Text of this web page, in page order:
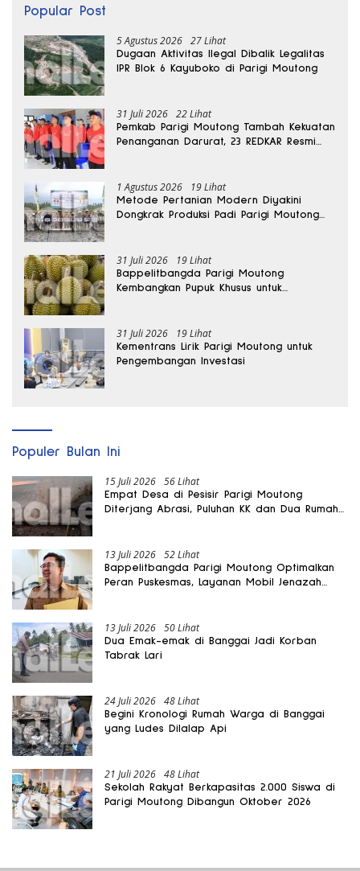
Popular Post
5 Agustus 2026 27 Lihat
Dugaan Aktivitas Ilegal Dibalik Legalitas
IPR Blok 6 Kayuboko di Parigi Moutong
31 Juli 2026 22 Lihat
Pemkab Parigi Moutong Tambah Kekuatan
Penanganan Darurat, 23 REDKAR Resmi
1 Agustus 2026 19 Lihat
Metode Pertanian Modern Diyakini
Dongkrak Produksi Padi Parigi Moutong
31 Juli 2026 19 Lihat
Bappelitbangda Parigi Moutong
Kembangkan Pupuk Khusus untuk
31 Juli 2026 19 Lihat
Kementrans Lirik Parigi Moutong untuk
Pengembangan Investasi
Populer Bulan Ini
15 Juli 2026 56 Lihat
Empat Desa di Pesisir Parigi Moutong
Diterjang Abrasi, Puluhan KK dan Dua Rumah
13 Juli 2026 52 Lihat
Bappelitbangda Parigi Moutong Optimalkan
Peran Puskesmas, Layanan Mobil Jenazah
13 Juli 2026 50 Lihat
Dua Emak-emak di Banggai Jadi Korban
Tabrak Lari
24 Juli 2026 48 Lihat
Begini Kronologi Rumah Warga di Banggai
yang Ludes Dilalap Api
21 Juli 2026 48 Lihat
Sekolah Rakyat Berkapasitas 2.000 Siswa di
Parigi Moutong Dibangun Oktober 2026